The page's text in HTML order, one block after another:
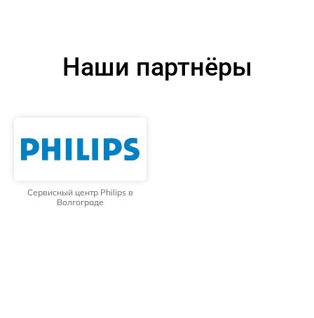
Наши партнёры
Сервисный центр Philips в
Волгограде